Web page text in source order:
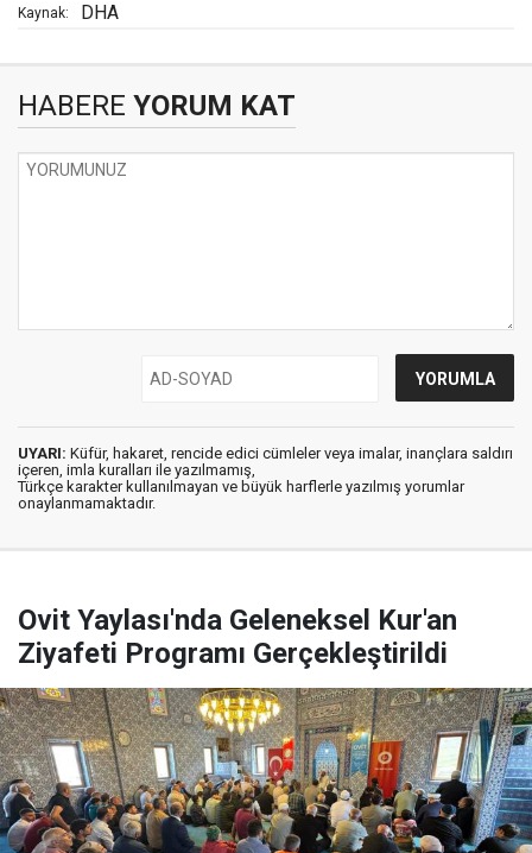
Kaynak: DHA
HABERE YORUM KAT
UYARI: Küfür, hakaret, rencide edici cümleler veya imalar, inançlara saldırı
içeren, imla kuralları ile yazılmamış,
Türkçe karakter kullanılmayan ve büyük harflerle yazılmış yorumlar
onaylanmamaktadır.
Ovit Yaylası'nda Geleneksel Kur'an
Ziyafeti Programı Gerçekleştirildi